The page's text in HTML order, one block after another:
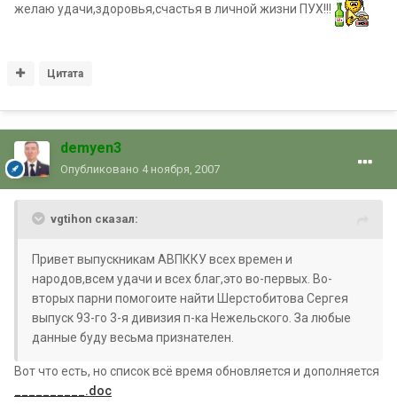
желаю удачи,здоровья,счастья в личной жизни ПУХ!!!
Цитата
demyen3
Опубликовано 4 ноября, 2007
vgtihon сказал:
Привет выпускникам АВПККУ всех времен и
народов,всем удачи и всех благ,это во-первых. Во-
вторых парни помогоите найти Шерстобитова Сергея
выпуск 93-го 3-я дивизия п-ка Нежельского. За любые
данные буду весьма признателен.
Вот что есть, но список всё время обновляется и дополняется
__________.doc